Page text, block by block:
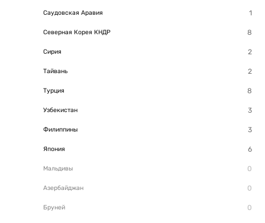
Саудовская Аравия
Северная Корея КНДР
Сирия
Тайвань
Турция
Узбекистан
Филиппины
Япония
Мальдивы
Азербайджан
Бруней